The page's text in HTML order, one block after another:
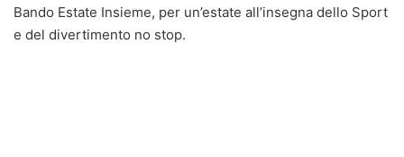
Bando Estate Insieme, per un’estate all’insegna dello Sport
e del divertimento no stop.